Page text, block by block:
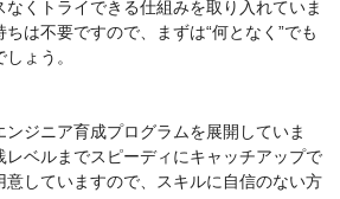
くトライできる仕組みを取り入れていま
は不要ですので、まずは“何となく”でも
ょう。
ジニア育成プログラムを展開していま
ベルまでスピーディにキャッチアップで
意していますので、スキルに自信のない方